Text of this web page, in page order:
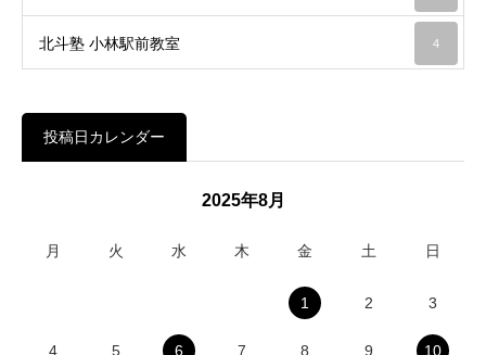
北斗塾 小林駅前教室 4
投稿日カレンダー
2025年8月
月 火 水 木 金 土 日
1 2 3
4 5 6 7 8 9 10